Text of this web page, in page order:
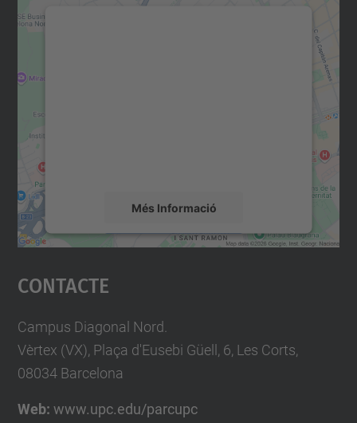
Més Informació
Accepta
powered by
Contacte
Campus Diagonal Nord.
Vèrtex (VX), Plaça d'Eusebi Güell, 6, Les Corts,
08034 Barcelona
Web: www.upc.edu/parcupc